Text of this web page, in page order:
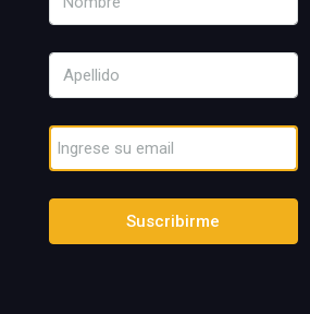
Suscribirme